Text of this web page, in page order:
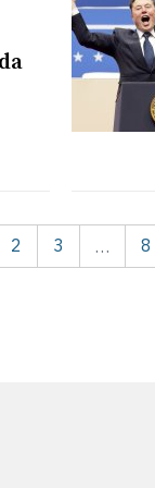
2 3 … 8